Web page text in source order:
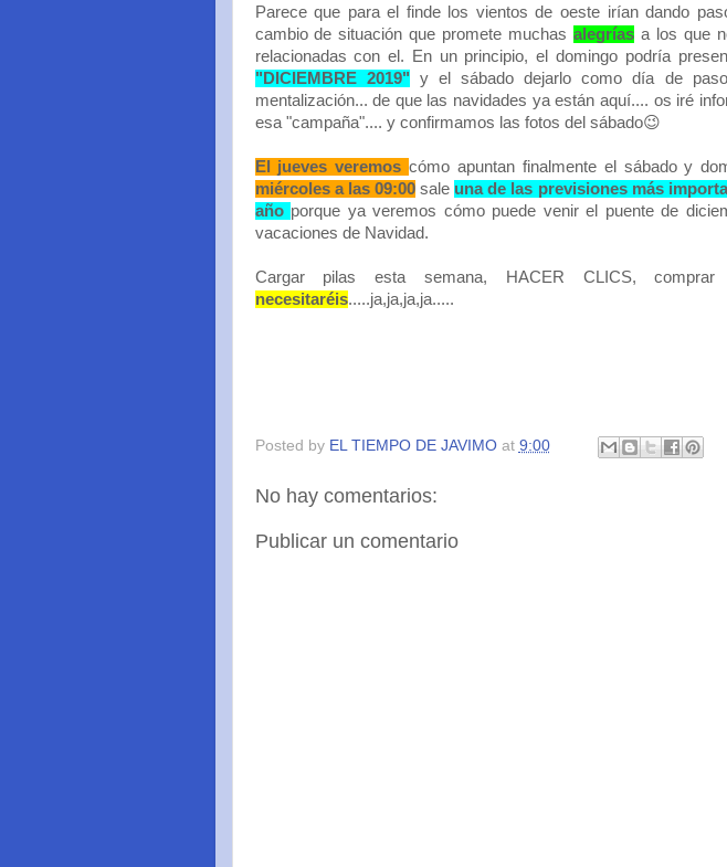
Parece que para el finde los vientos de oeste irían dando
cambio de situación que promete muchasalegrías a los que
relacionadas con el. En un principio, el domingo podría
"DICIEMBRE 2019" y el sábado dejarlo como día de
mentalización... de que las navidades ya están aquí.... os iré
esa "campaña".... y confirmamos las fotos del sábado😉
El jueves veremoscómo apuntan finalmente el sábado y
miércoles a las 09:00sale una de las previsiones más
año porque ya veremos cómo puede venir el puente de
vacaciones de Navidad.
Cargar pilas esta semana, HACER CLICS,
necesitaréis.....ja,ja,ja,ja.....
Posted by EL TIEMPO DE JAVIMO at 9:00
No hay comentarios:
Publicar un comentario